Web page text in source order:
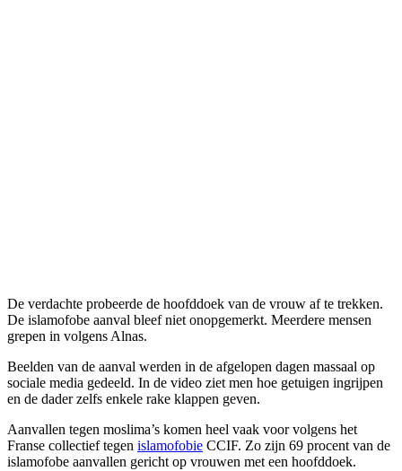
De verdachte probeerde de hoofddoek van de vrouw af te trekken.
De islamofobe aanval bleef niet onopgemerkt. Meerdere mensen
grepen in volgens Alnas.
Beelden van de aanval werden in de afgelopen dagen massaal op
sociale media gedeeld. In de video ziet men hoe getuigen ingrijpen
en de dader zelfs enkele rake klappen geven.
Aanvallen tegen moslima’s komen heel vaak voor volgens het
Franse collectief tegen islamofobie CCIF. Zo zijn 69 procent van de
islamofobe aanvallen gericht op vrouwen met een hoofddoek.